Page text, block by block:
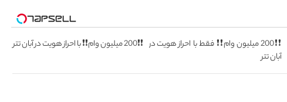
❗❗200 میلیون وام❗❗ فقط با احراز هویت در
آبان تتر
❗❗200 میلیون وام❗❗ با احراز هویت در آبان تتر